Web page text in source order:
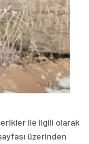
ile ilgili olarak
üzerinden